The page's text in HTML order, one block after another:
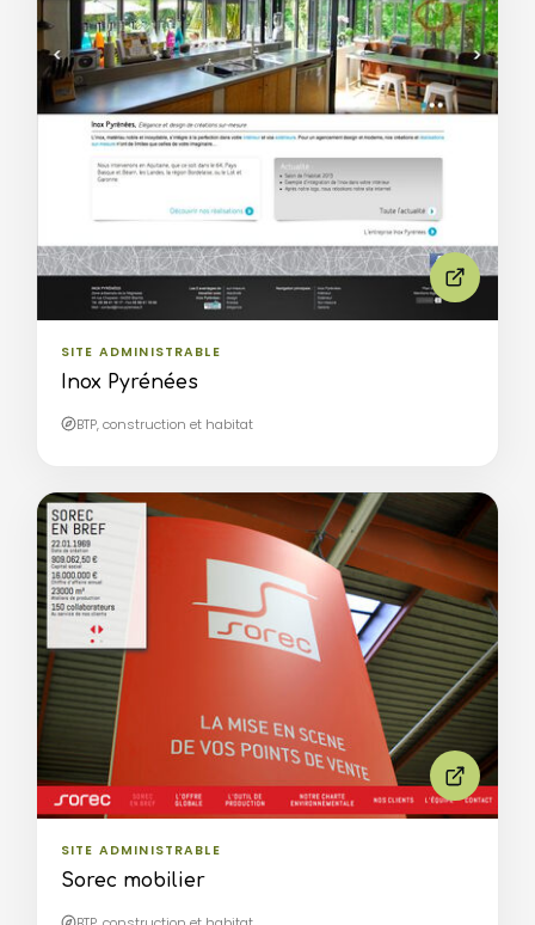
SITE ADMINISTRABLE
Inox Pyrénées
BTP, construction et habitat
SITE ADMINISTRABLE
Sorec mobilier